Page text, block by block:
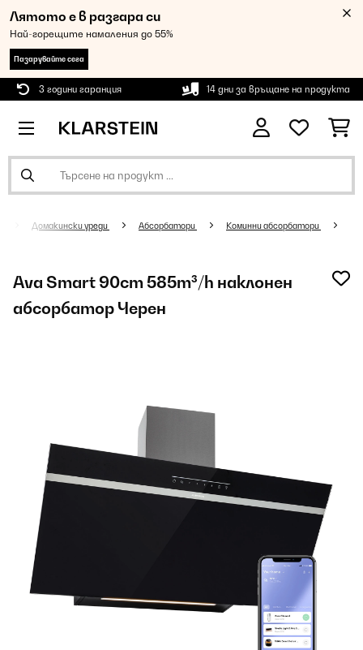
Лятото е в разгара си
Най-горещите намаления до 55%
Пазарувайте сега
3 години гаранция 14 дни за връщане на продукта
Домакински уреди Абсорбатори Коминни абсорбатори
Ava Smart 90cm 585m³/h наклонен
абсорбатор Черен